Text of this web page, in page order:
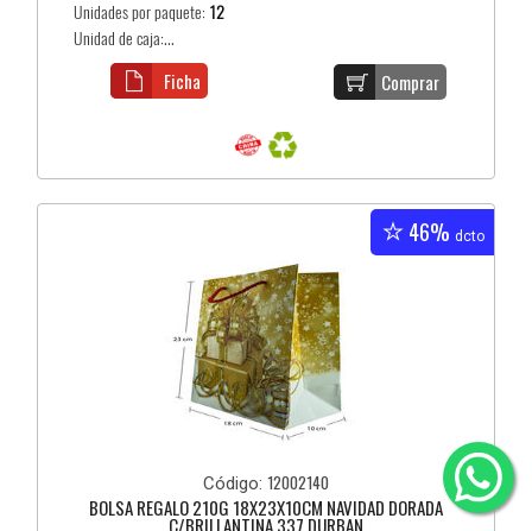
Unidades por paquete: 12
Unidad de caja:...
Comprar
Ficha
46% dcto
Código: 12002140
BOLSA REGALO 210G 18X23X10CM NAVIDAD DORADA
C/BRILLANTINA 337 DURBAN